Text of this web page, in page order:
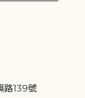
路139號